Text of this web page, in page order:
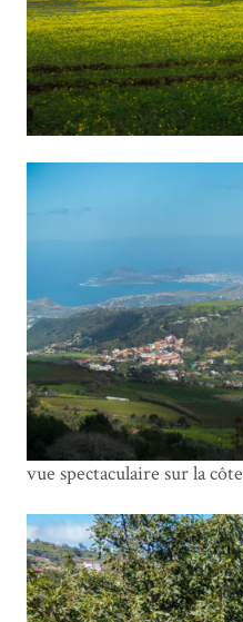
vue spectaculaire sur la côte